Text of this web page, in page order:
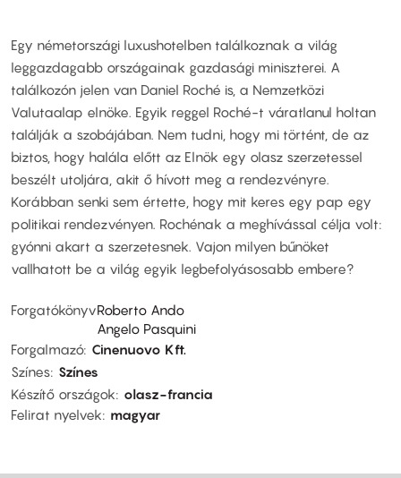
Egy németországi luxushotelben találkoznak a világ
leggazdagabb országainak gazdasági miniszterei. A
találkozón jelen van Daniel Roché is, a Nemzetközi
Valutaalap elnöke. Egyik reggel Roché-t váratlanul holtan
találják a szobájában. Nem tudni, hogy mi történt, de az
biztos, hogy halála előtt az Elnök egy olasz szerzetessel
beszélt utoljára, akit ő hívott meg a rendezvényre.
Korábban senki sem értette, hogy mit keres egy pap egy
politikai rendezvényen. Rochénak a meghívással célja volt:
gyónni akart a szerzetesnek. Vajon milyen bűnöket
vallhatott be a világ egyik legbefolyásosabb embere?
ForgatókönyvRoberto Ando
Angelo Pasquini
Forgalmazó Cinenuovo Kft.
Színes Színes
Készítő országok
olasz-francia
Felirat nyelvek
magyar